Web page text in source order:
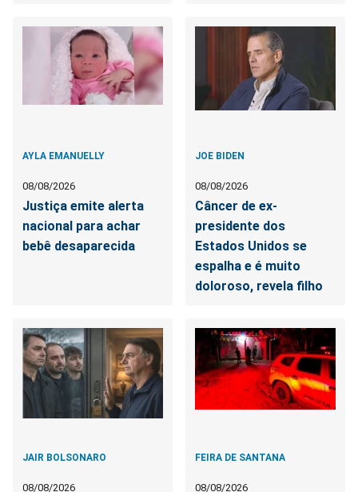
AYLA EMANUELLY
08/08/2026
Justiça emite alerta
nacional para achar
bebê desaparecida
JOE BIDEN
08/08/2026
Câncer de ex-
presidente dos
Estados Unidos se
espalha e é muito
doloroso, revela filho
JAIR BOLSONARO
08/08/2026
FEIRA DE SANTANA
08/08/2026